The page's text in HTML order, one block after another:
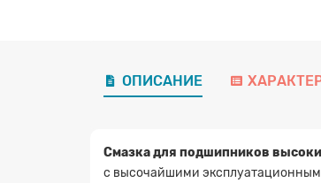
ОПИСАНИЕ
Смазка для подшипников
с высочайшими